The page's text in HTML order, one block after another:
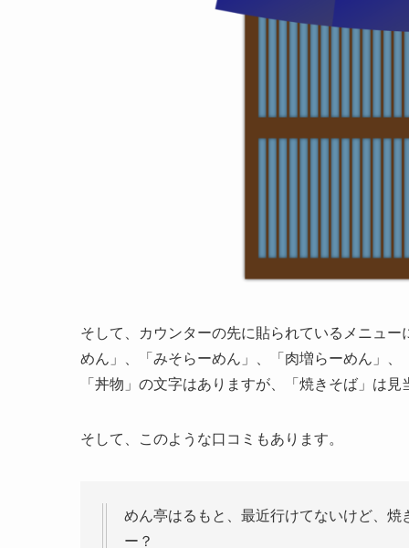
そして、カウンターの先に貼られているメニュ
めん」、「みそらーめん」、「肉増らーめん」
「丼物」の文字はありますが、「焼きそば」は見
そして、このような口コミもあります。
めん亭はるもと、最近行けてないけど、
ー？